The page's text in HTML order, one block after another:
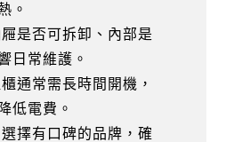
。
是否可拆卸、內部是
日常維護。
通常需長時間開機，
低電費。
擇有口碑的品牌，確